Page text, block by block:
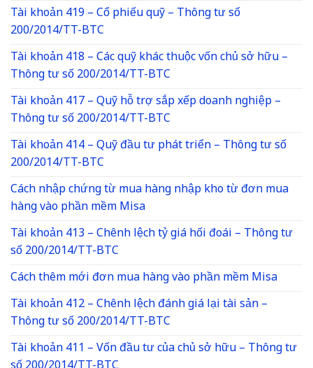
Tài khoản 419 – Cổ phiếu quỹ – Thông tư số
200/2014/TT-BTC
Tài khoản 418 – Các quỹ khác thuộc vốn chủ sở hữu –
Thông tư số 200/2014/TT-BTC
Tài khoản 417 – Quỹ hỗ trợ sắp xếp doanh nghiệp –
Thông tư số 200/2014/TT-BTC
Tài khoản 414 – Quỹ đầu tư phát triển – Thông tư số
200/2014/TT-BTC
Cách nhập chứng từ mua hàng nhập kho từ đơn mua
hàng vào phần mềm Misa
Tài khoản 413 – Chênh lệch tỷ giá hối đoái – Thông tư
số 200/2014/TT-BTC
Cách thêm mới đơn mua hàng vào phần mềm Misa
Tài khoản 412 – Chênh lệch đánh giá lại tài sản –
Thông tư số 200/2014/TT-BTC
Tài khoản 411 – Vốn đầu tư của chủ sở hữu – Thông tư